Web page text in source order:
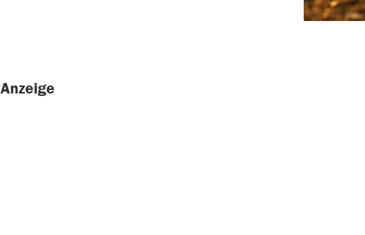
Anzeige